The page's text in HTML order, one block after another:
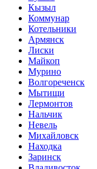
Кызыл
Коммунар
Котельники
Армянск
Лиски
Майкоп
Мурино
Волгореченск
Мытищи
Лермонтов
Нальчик
Невель
Михайловск
Находка
Заринск